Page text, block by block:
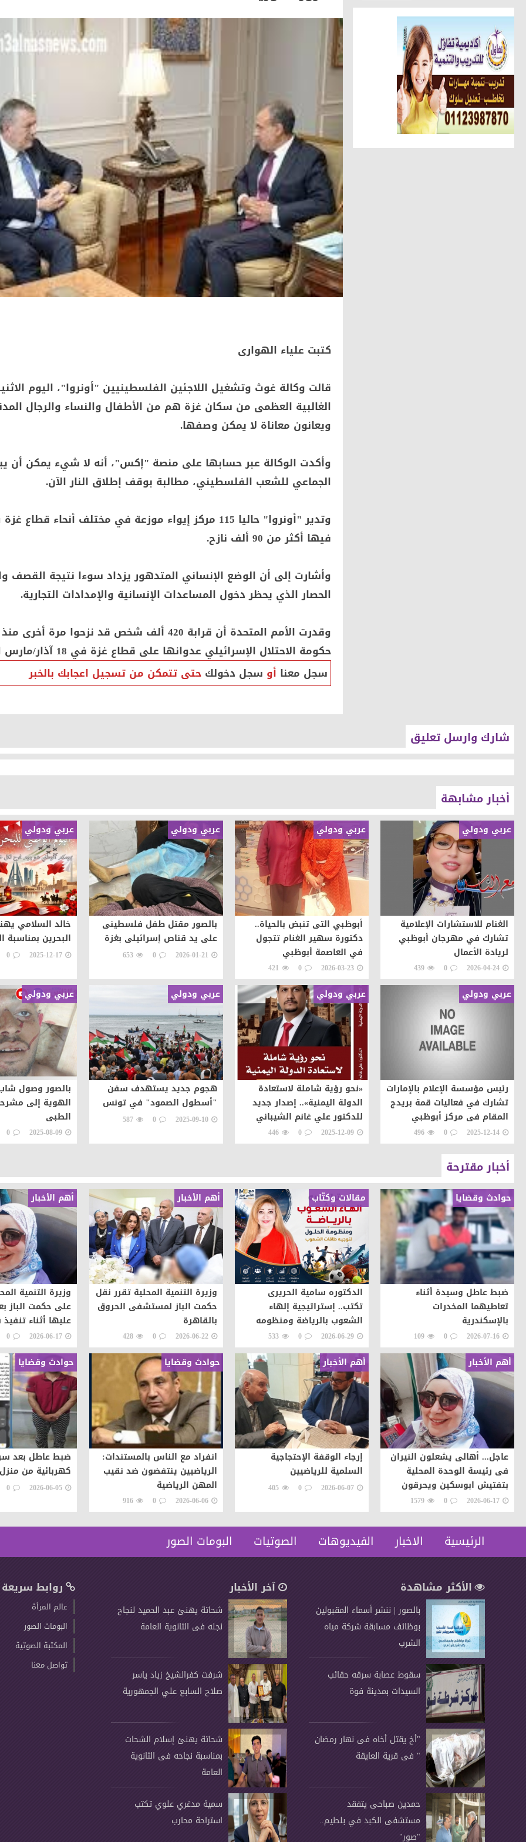
تهنئة الجريدة للاستاذ عبد السلام بلتاجي بمناسبة زفاف كريمته سلمي
أهم الأخبار
الوحدة المحلية بالحامول تستعين بسيارات طوارئ المياه لتلبية احتياجات مواطني المجاز
حوادث وقضايا
ضبط عاطل وسيدة أثناء تعاطيهما المخدرات بالإسكندرية
مقالات وكتّاب
عطوة الزقم يكتب.. عبدالهادى حجازى الرجل الذى آمن بإن النجاح الحقيقى هو الذى ينعكس
مقالات وكتّاب
شافيه ابو سمرة تكتب: فى حفل الزفاف ذكريات من زمن فات
شحاتة يهنئ عبد الحميد لنجاح نجله فى الثانوية العامة
كتبت علياء الهوارى
قالت وكالة غوث وتشغيل اللاجئين الفلسطينيين "أونروا"، اليوم
الغالبية العظمى من سكان غزة هم من الأطفال والنساء والرجال
ويعانون معاناة لا يمكن وصفها.
وأكدت الوكالة عبر حسابها على منصة "إكس"، أنه لا شيء يمكن أن
الجماعي للشعب الفلسطيني، مطالبة بوقف إطلاق النار الآن.
وتدير "أونروا" حاليا 115 مركز إيواء موزعة في مختلف أنحاء
فيها أكثر من 90 ألف نازح.
وأشارت إلى أن الوضع الإنساني المتدهور يزداد سوءا نتيجة القصف
الحصار الذي يحظر دخول المساعدات الإنسانية والإمدادات التجارية.
وقدرت الأمم المتحدة أن قرابة 420 ألف شخص قد نزحوا مرة
حكومة الاحتلال الإسرائيلي عدوانها على قطاع غزة في 18 آذار/مارس الماضي
سجل معنا أو سجل دخولك حتى تتمكن من تسجيل اعجابك بالخبر
شارك وارسل تعليق
أخبار مشابهة
عربي ودولي
الغنام للاستشارات الإعلامية
تشارك في مهرجان أبوظبي
لريادة الأعمال
2026-04-24
0
439
عربي ودولي
أبوظبي التى تنبض بالحياة..
دكتورة سهير الغنام تتجول
في العاصمة أبوظبي
2026-03-23
0
421
عربي ودولي
بالصور مقتل طفل فلسطينى
على يد قناص إسرائيلى بغزة
2026-01-21
0
653
عربي ودولي
خالد السلامي
البحرين بمناسبة
2025-12-17
0
عربي ودولي
رئيس مؤسسة الإعلام بالإمارات
تشارك في فعاليات قمة بريدج
المقام فى مركز أبوظبي
الوطني
2025-12-14
0
496
عربي ودولي
«نحو رؤية شاملة لاستعادة
الدولة اليمنية».. إصدار جديد
للدكتور علي غانم الشيباني
2025-12-09
0
446
عربي ودولي
هجوم جديد يستهدف سفن
"أسطول الصمود" في تونس
2025-09-10
0
587
عربي ودولي
بالصور وصول
الهوية إلى
الطبى
2025-08-09
0
أخبار مقترحة
حوادث وقضايا
ضبط عاطل وسيدة أثناء
تعاطيهما المخدرات
بالإسكندرية
2026-07-16
0
109
مقالات وكتّاب
الدكتوره سامية الحريرى
تكتب.. إستراتيجية إلهاء
الشعوب بالرياضة ومنظومه
الحلول لتوجيه طاقات الشعوب
نحو التطور والابداع
2026-06-29
0
533
أهم الأخبار
وزيرة التنمية المحلية تقرر نقل
حكمت الباز لمستشفى الحروق
بالقاهرة
2026-06-22
0
428
أهم الأخبار
وزيرة التنمية
على حكمت الباز
عليها أثناء تنفيذ
2026-06-17
0
أهم الأخبار
عاجل... أهالى يشعلون النيران
فى رئيسة الوحدة المحلية
بتفتيش ابوسكين ويحرقون
سيارتها اعتراضات على تنفيذ
قرار إزالة..
2026-06-17
0
1579
أهم الأخبار
إرجاء الوقفة الإحتجاجية
السلمية للرياضيين
2026-06-07
0
405
حوادث وقضايا
انفراد مع الناس بالمستندات:
الرياضيين ينتفضون ضد نقيب
المهن الرياضية
2026-06-06
0
916
حوادث وقضايا
ضبط عاطل بعد
كهربائية من منزل
2026-06-05
0
الرئيسية الاخبار الفيديوهات الصوتيات البومات الصور
الأكثر مشاهدة
بالصور | ننشر أسماء المقبولين
بوظائف مسابقة شركة مياه
الشرب
سقوط عصابة سرقه حقائب
السيدات بمدينة فوة
"أخ يقتل أخاه فى نهار رمضان
" فى قرية العايقة
حمدين صباحى يتفقد
مستشفى الكبد في بلطيم..
"صور"
آخر الأخبار
شحاتة يهنئ عبد الحميد لنجاح
نجله فى الثانوية العامة
شرفت كفرالشيخ زياد ياسر
صلاح السابع علي الجمهورية
شحاتة يهنئ إسلام الشحات
بمناسبة نجاحه فى الثانوية
العامة
سمية مدغري علوي تكتب
استراحة محارب
روابط سريعة
عالم المرأة
البومات الصور
المكتبة الصوتية
تواصل معنا